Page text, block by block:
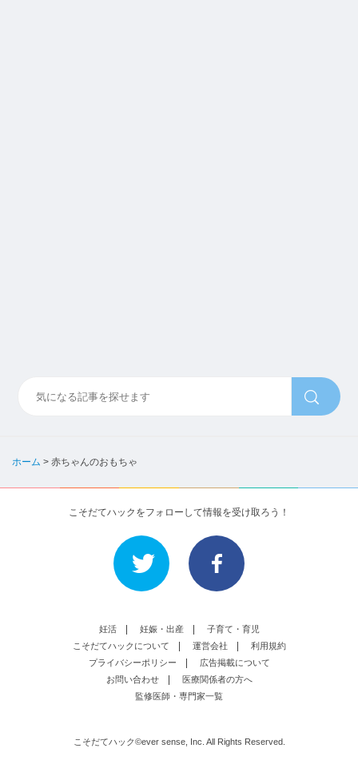
ホーム > 赤ちゃんのおもちゃ
こそだてハックをフォローして情報を受け取ろう！
妊活 妊娠・出産
子育て・育児
こそだてハックについて
運営会社
利用規約
プライバシーポリシー
広告掲載について
お問い合わせ
医療関係者の方へ
監修医師・専門家一覧
こそだてハック©ever sense, Inc. All Rights Reserved.